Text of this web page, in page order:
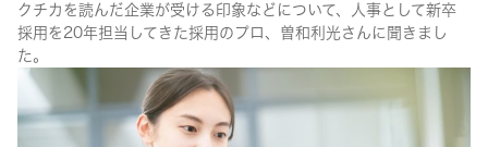
クチカを読んだ企業が受ける印象などについて、人事として新卒
採用を20年担当してきた採用のプロ、曽和利光さんに聞きまし
た。